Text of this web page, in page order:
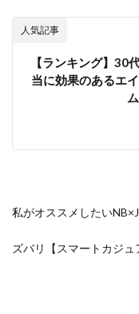
人気記事
【ランキング】30
当に効果のあるエ
ム
私がオススメしたい
ズバリ【スマートカジ